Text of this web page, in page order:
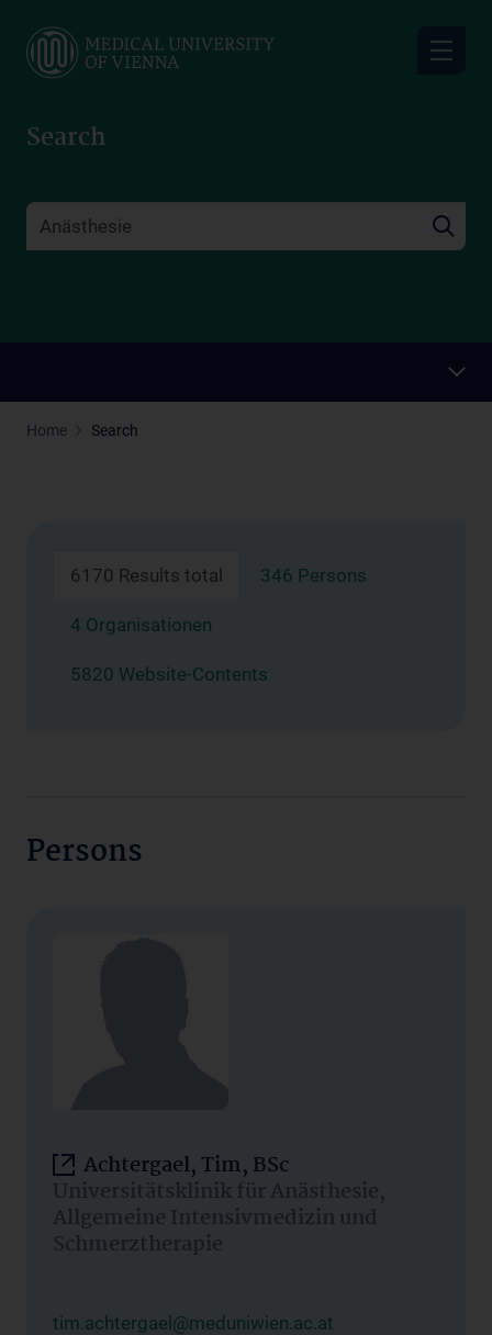
main
Search
Home Search
6170 Results total 346 Persons
4 Organisationen
5820 Website-Contents
Persons
Achtergael, Tim, BSc
Universitätsklinik für Anästhesie,
Allgemeine Intensivmedizin und
Schmerztherapie
tim.achtergael@meduniwien.ac.at